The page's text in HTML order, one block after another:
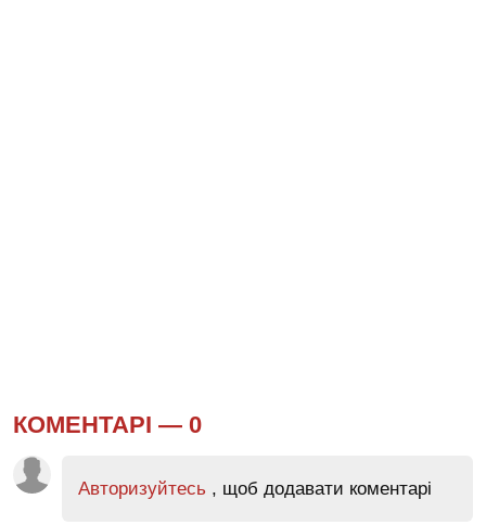
КОМЕНТАРІ — 0
Авторизуйтесь , щоб додавати коментарі